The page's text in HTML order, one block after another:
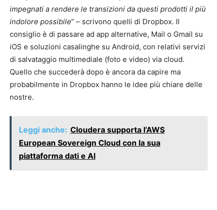
impegnati a rendere le transizioni da questi prodotti il ​​più
indolore possibile” – scrivono quelli di Dropbox. Il
consiglio è di passare ad app alternative, Mail o Gmail su
iOS e soluzioni casalinghe su Android, con relativi servizi
di salvataggio multimediale (foto e video) via cloud.
Quello che succederà dopo è ancora da capire ma
probabilmente in Dropbox hanno le idee più chiare delle
nostre.
Leggi anche: Cloudera supporta l’AWS
European Sovereign Cloud con la sua
piattaforma dati e AI